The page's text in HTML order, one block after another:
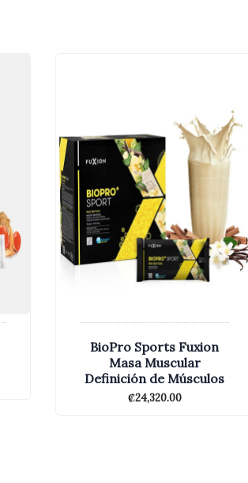
BioPro Sports Fuxion
Masa Muscular
Definición de Músculos
₡24,320.00